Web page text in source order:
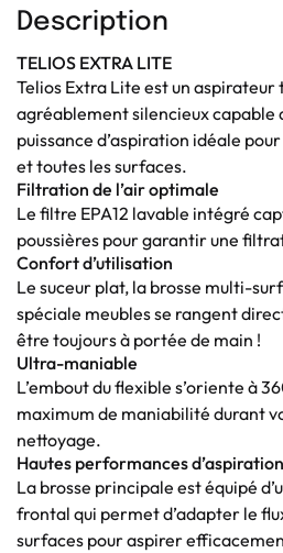
Description
TELIOS EXTRA LITE
Telios Extra Lite est un aspirateur
agréablement silencieux capable
puissance d’aspiration idéale
et toutes les surfaces.
Filtration de l’air optimale
Le filtre EPA12 lavable intégré
poussières pour garantir une
Confort d’utilisation
Le suceur plat, la brosse multi-
spéciale meubles se rangent
être toujours à portée de main !
Ultra-maniable
L’embout du flexible s’oriente à
maximum de maniabilité durant
nettoyage.
Hautes performances
La brosse principale est équipé
frontal qui permet d’adapter le
surfaces pour aspirer